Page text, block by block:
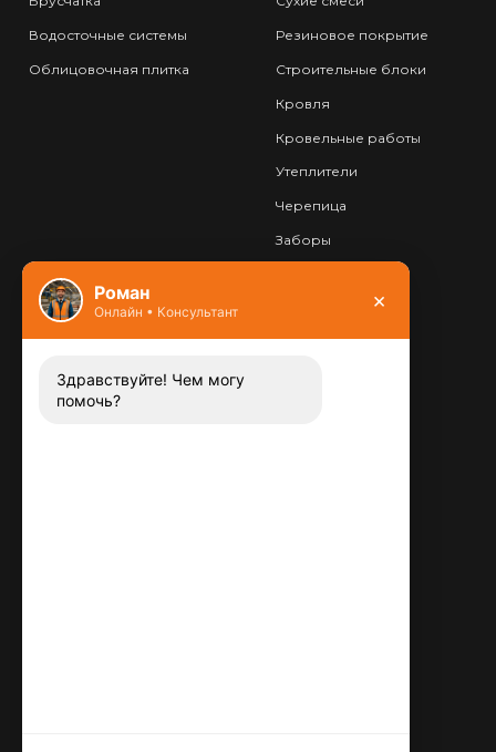
Водосточные системы
Облицовочная плитка
Резиновое покрытие
Строительные блоки
Кровля
Кровельные работы
Утеплители
Черепица
Заборы
Контакты
Заказать звонок
Роман
Онлайн • Консультант ×
Здравствуйте! Чем могу
помочь?